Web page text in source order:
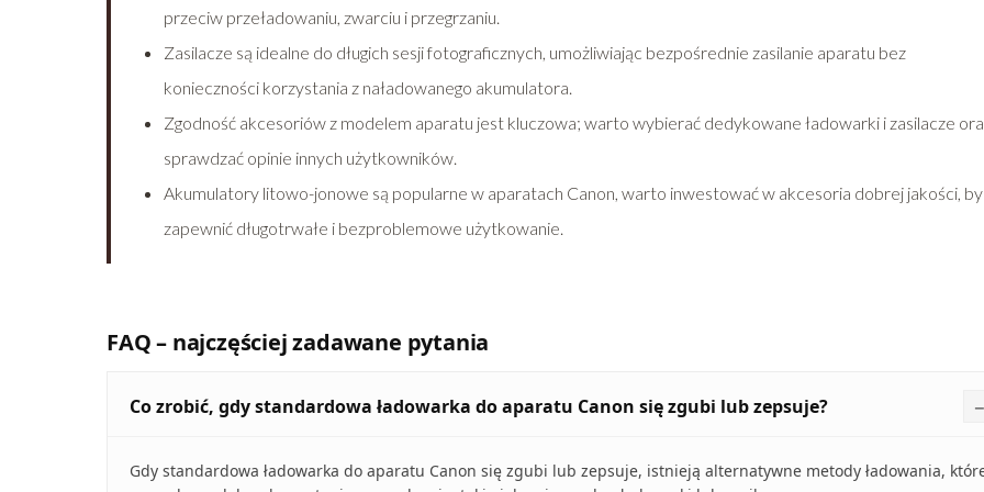
przeciw przeładowaniu, zwarciu i przegrzaniu.
Zasilacze są idealne do długich sesji fotograficznych, umożliwiając bezpośrednie zasilanie aparatu bez
konieczności korzystania z naładowanego akumulatora.
Zgodność akcesoriów z modelem aparatu jest kluczowa; warto wybierać dedykowane ładowarki i zasilacze
sprawdzać opinie innych użytkowników.
Akumulatory litowo-jonowe są popularne w aparatach Canon, warto inwestować w akcesoria dobrej jakości, by
zapewnić długotrwałe i bezproblemowe użytkowanie.
FAQ – najczęściej zadawane pytania
Co zrobić, gdy standardowa ładowarka do aparatu Canon się zgubi lub zepsuje?
Gdy standardowa ładowarka do aparatu Canon się zgubi lub zepsuje, istnieją alternatywne metody ładowania,